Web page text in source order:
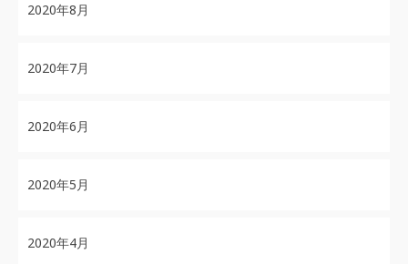
2020年8月
2020年7月
2020年6月
2020年5月
2020年4月